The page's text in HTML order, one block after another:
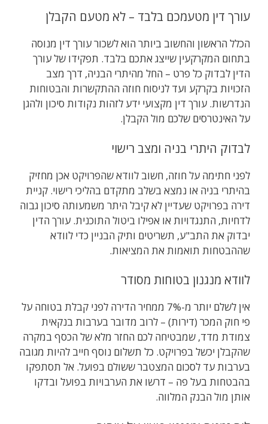
עורך דין מטעמכם בלבד – לא מטעם הקבלן
הכלל הראשון והחשוב ביותר הוא לשכור עורך דין מנוסה
בתחום המקרקעין שייצג אתכם בלבד. תפקידו של עורך
הדין לבדוק כל פרט – החל מהיתרי הבניה, דרך מצב
הזכויות בקרקע ועד לניסוח חוזה ההתקשרות והבטוחות
הנדרשות. עורך דין מקצועי ידע לזהות נקודות סיכון ולהגן
על האינטרסים שלכם מול הקבלן.
לבדוק היתרי בניה ומצב רישוי
לפני חתימה על חוזה, חשוב לוודא שהפרויקט אכן מחזיק
בהיתרי בניה או נמצא בשלב מתקדם בהליכי רישוי. קניית
דירה בפרויקט שעדיין לא קיבל היתר משמעותה סיכון גבוה
לדחיות, התנגדויות או אפילו ביטול התוכנית. עורך הדין
יבדוק את התב"ע, תשריטים ותיק הבניין כדי לוודא
שההבטחות תואמות את המציאות.
לוודא מנגנון בטוחות מסודר
אין לשלם יותר מ-7% ממחיר הדירה לפני קבלת בטוחה על
פי חוק המכר (דירות) – לרוב מדובר בערבות בנקאית
צמודת מדד, שמבטיחה לכם החזר מלא של הכסף במקרה
שהקבלן יכשל בפרויקט. כל תשלום נוסף חייב להיות מגובה
בערבות עד לסכום המצטבר ששולם בפועל. אל תסתפקו
בהבטחות בעל פה – דרשו את הערבויות בפועל ובדקו
אותן מול הבנק המלווה.